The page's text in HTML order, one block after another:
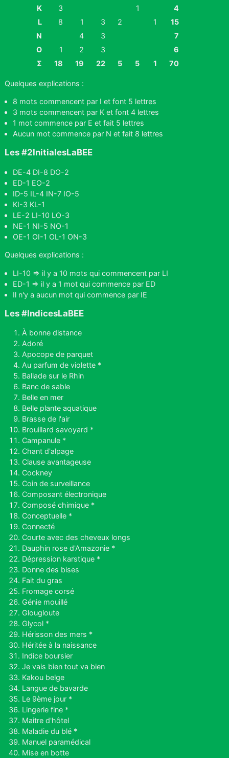
K
3 1
4
L
8 1 3 2 1
15
N
4 3
7
O
1 2 3
6
Σ
18 19 22 5 5 1 70
Quelques explications :
8 mots commencent par I et font 5 lettres
3 mots commencent par K et font 4 lettres
1 mot commence par E et fait 5 lettres
Aucun mot commence par N et fait 8 lettres
Les #2InitialesLaBEE
DE-4 DI-8 DO-2
ED-1 EO-2
ID-5 IL-4 IN-7 IO-5
KI-3 KL-1
LE-2 LI-10 LO-3
NE-1 NI-5 NO-1
OE-1 OI-1 OL-1 ON-3
Quelques explications :
LI-10 => il y a 10 mots qui commencent par LI
ED-1 => il y a 1 mot qui commence par ED
Il n'y a aucun mot qui commence par IE
Les #IndicesLaBEE
À bonne distance
Adoré
Apocope de parquet
Au parfum de violette *
Ballade sur le Rhin
Banc de sable
Belle en mer
Belle plante aquatique
Brasse de l'air
Brouillard savoyard *
Campanule *
Chant d'alpage
Clause avantageuse
Cockney
Coin de surveillance
Composant électronique
Composé chimique *
Conceptuelle *
Connecté
Courte avec des cheveux longs
Dauphin rose d'Amazonie *
Dépression karstique *
Donne des bises
Fait du gras
Fromage corsé
Génie mouillé
Glougloute
Glycol *
Hérisson des mers *
Héritée à la naissance
Indice boursier
Je vais bien tout va bien
Kakou belge
Langue de bavarde
Le 9ème jour *
Lingerie fine *
Maitre d'hôtel
Maladie du blé *
Manuel paramédical
Mise en botte